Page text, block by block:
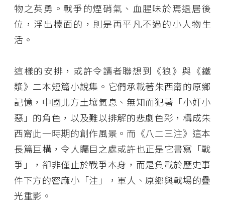
物之英勇。戰爭的煙硝氣、血腥味於焉退居後
位，浮出檯面的，則是再平凡不過的小人物生
活。
這樣的安排，或許令讀者聯想到《狼》與《鐵
漿》二本短篇小說集。它們承載著朱西甯的原鄉
記憶，中國北方土壤氣息、無知而犯著「小奸小
惡」的角色，以及難以排解的悲劇色彩，構成朱
西甯此一時期的創作風景。而《八二三注》這本
長篇巨構，令人矚目之處或許也正是它書寫「戰
爭」，卻非僅止於戰爭本身，而是負載於歷史事
件下方的密麻小「注」，軍人、原鄉與戰場的疊
光重影。